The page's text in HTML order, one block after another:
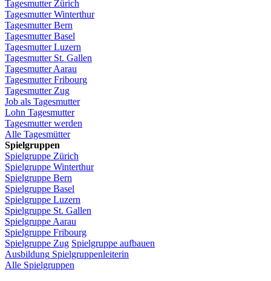
Tagesmutter Zürich
TagesmutterWinterthur
TagesmutterBern
TagesmutterBasel
Tagesmutter Luzern
TagesmutterSt. Gallen
Tagesmutter Aarau
Tagesmutter Fribourg
Tagesmutter Zug
Job als Tagesmutter
Lohn Tagesmutter
Tagesmutter werden
Alle Tagesmütter
Spielgruppen
Spielgruppe Zürich
Spielgruppe Winterthur
Spielgruppe Bern
Spielgruppe Basel
Spielgruppe Luzern
Spielgruppe St. Gallen
Spielgruppe Aarau
Spielgruppe Fribourg
Spielgruppe Zug Spielgruppe aufbauen
Ausbildung Spielgruppenleiterin
Alle Spielgruppen